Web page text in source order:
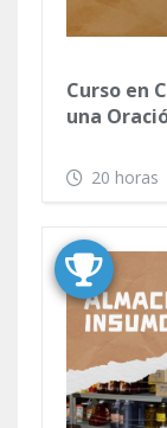
Curso en
una
20 horas